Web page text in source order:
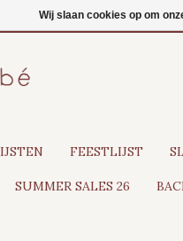
FEESTLIJST
SUMMER SALES 26
Wij slaan cookies op om